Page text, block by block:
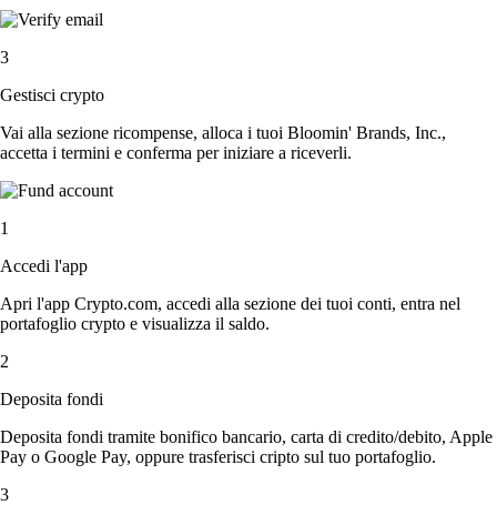
3
Gestisci crypto
Vai alla sezione ricompense, alloca i tuoi Bloomin' Brands, Inc.,
accetta i termini e conferma per iniziare a riceverli.
1
Accedi l'app
Apri l'app Crypto.com, accedi alla sezione dei tuoi conti, entra nel
portafoglio crypto e visualizza il saldo.
2
Deposita fondi
Deposita fondi tramite bonifico bancario, carta di credito/debito, Apple
Pay o Google Pay, oppure trasferisci cripto sul tuo portafoglio.
3